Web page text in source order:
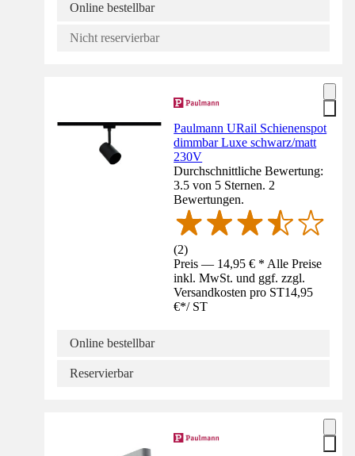
Online bestellbar
Nicht reservierbar
Paulmann URail Schienenspot
dimmbar Luxe schwarz/matt
230V
Durchschnittliche Bewertung:
3.5 von 5 Sternen. 2
Bewertungen.
(2)
Preis — 14,95 € * Alle Preise
inkl. MwSt. und ggf. zzgl.
Versandkosten pro ST14,95
€*/ ST
Online bestellbar
Reservierbar